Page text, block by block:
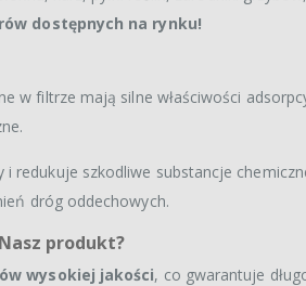
dostępnych na rynku!
w filtrze mają silne właściwości
i redukuje szkodliwe substancje
dróg oddechowych.
produkt?
wysokiej jakości, co gwarantuje